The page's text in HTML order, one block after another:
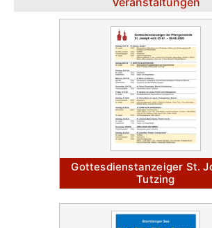
Gottesdienstanzeiger St.
Tutzing